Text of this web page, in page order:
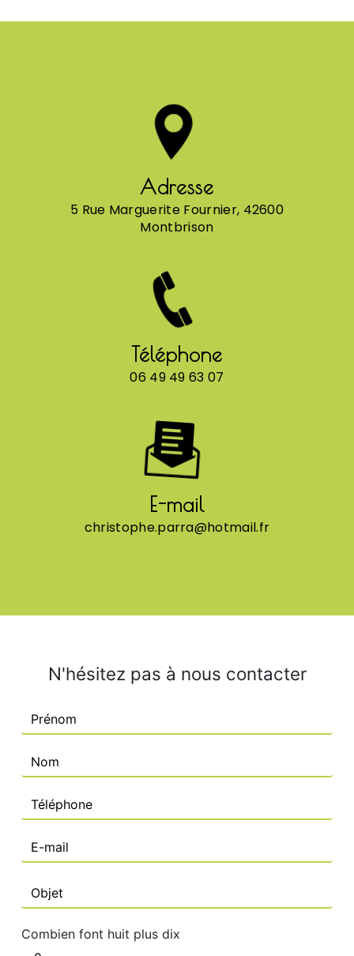
Adresse
5 Rue Marguerite Fournier, 42600
Montbrison
Téléphone
06 49 49 63 07
E-mail
christophe.parra@hotmail.fr
N'hésitez pas à nous contacter
Combien font huit plus dix